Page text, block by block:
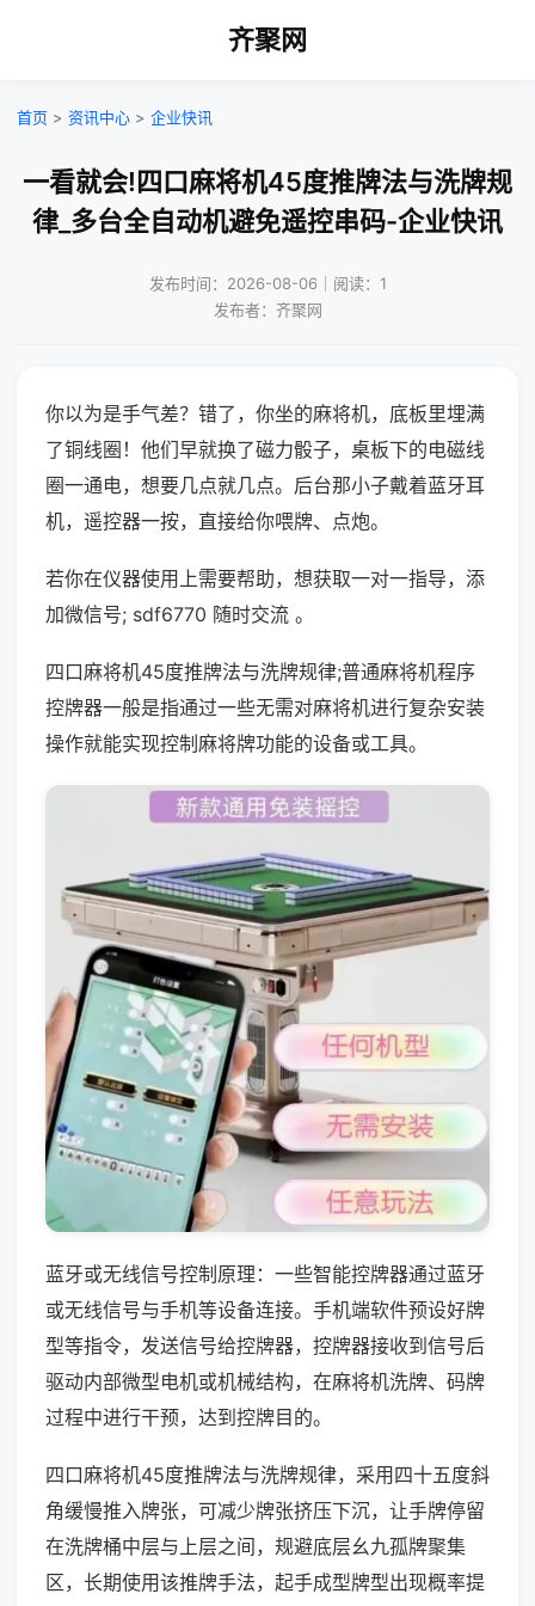
齐聚网
首页 > 资讯中心 > 企业快讯
一看就会!四口麻将机45度推牌法与洗牌规
律_多台全自动机避免遥控串码-企业快讯
发布时间：2026-08-06｜阅读：1
发布者：齐聚网
你以为是手气差？错了，你坐的麻将机，底板里埋满
了铜线圈！他们早就换了磁力骰子，桌板下的电磁线
圈一通电，想要几点就几点。后台那小子戴着蓝牙耳
机，遥控器一按，直接给你喂牌、点炮。
若你在仪器使用上需要帮助，想获取一对一指导，添
加微信号; sdf6770 随时交流 。
四口麻将机45度推牌法与洗牌规律;普通麻将机程序
控牌器一般是指通过一些无需对麻将机进行复杂安装
操作就能实现控制麻将牌功能的设备或工具。
蓝牙或无线信号控制原理：一些智能控牌器通过蓝牙
或无线信号与手机等设备连接。手机端软件预设好牌
型等指令，发送信号给控牌器，控牌器接收到信号后
驱动内部微型电机或机械结构，在麻将机洗牌、码牌
过程中进行干预，达到控牌目的。
四口麻将机45度推牌法与洗牌规律，采用四十五度斜
角缓慢推入牌张，可减少牌张挤压下沉，让手牌停留
在洗牌桶中层与上层之间，规避底层幺九孤牌聚集
区，长期使用该推牌手法，起手成型牌型出现概率提